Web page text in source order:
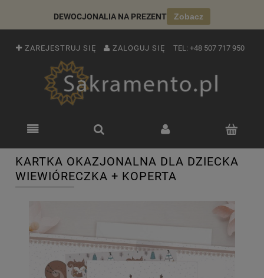
DEWOCJONALIA NA PREZENT Zobacz
ZAREJESTRUJ SIĘ ZALOGUJ SIĘ TEL: +48 507 717 950
KARTKA OKAZJONALNA DLA DZIECKA
WIEWIÓRECZKA + KOPERTA